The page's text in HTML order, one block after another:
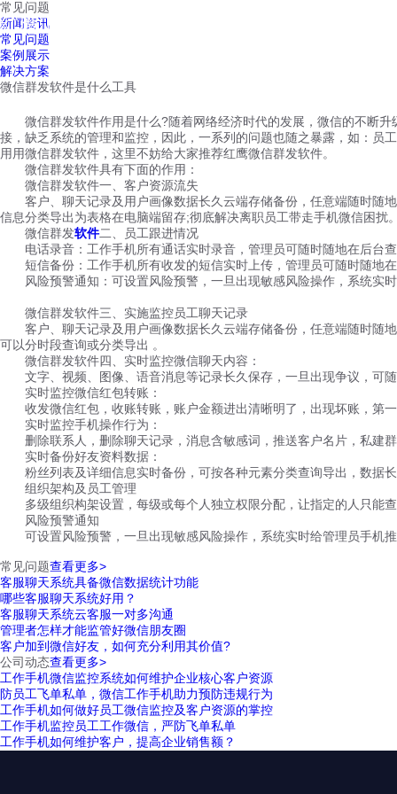
红鹰工作手机
常见问题
新闻资讯
常见问题
案例展示
解决方案
微信群发软件是什么工具
微信群发软件作用是什么?随着网络经济时代的发展，微信的不断升
接，缺乏系统的管理和监控，因此，一系列的问题也随之暴露，如：员
用用微信群发软件，这里不妨给大家推荐红鹰微信群发软件。
微信群发软件具有下面的作用：
微信群发软件一、客户资源流失
客户、聊天记录及用户画像数据长久云端存储备份，任意端随时随
信息分类导出为表格在电脑端留存;彻底解决离职员工带走手机微信困扰
微信群发软件二、员工跟进情况
电话录音：工作手机所有通话实时录音，管理员可随时随地在后台
短信备份：工作手机所有收发的短信实时上传，管理员可随时随地
风险预警通知：可设置风险预警，一旦出现敏感风险操作，系统实
微信群发软件三、实施监控员工聊天记录
客户、聊天记录及用户画像数据长久云端存储备份，任意端随时随
可以分时段查询或分类导出 。
微信群发软件四、实时监控微信聊天内容：
文字、视频、图像、语音消息等记录长久保存，一旦出现争议，可
实时监控微信红包转账：
收发微信红包，收账转账，账户金额进出清晰明了，出现坏账，第
实时监控手机操作行为：
删除联系人，删除聊天记录，消息含敏感词，推送客户名片，私建
实时备份好友资料数据：
粉丝列表及详细信息实时备份，可按各种元素分类查询导出，数据
组织架构及员工管理
多级组织构架设置，每级或每个人独立权限分配，让指定的人只能
风险预警通知
可设置风险预警，一旦出现敏感风险操作，系统实时给管理员手机
常见问题查看更多>
客服聊天系统具备微信数据统计功能
哪些客服聊天系统好用？
客服聊天系统云客服一对多沟通
管理者怎样才能监管好微信朋友圈
客户加到微信好友，如何充分利用其价值?
公司动态查看更多>
工作手机微信监控系统如何维护企业核心客户资源
防员工飞单私单，微信工作手机助力预防违规行为
工作手机如何做好员工微信监控及客户资源的掌控
工作手机监控员工工作微信，严防飞单私单
工作手机如何维护客户，提高企业销售额？